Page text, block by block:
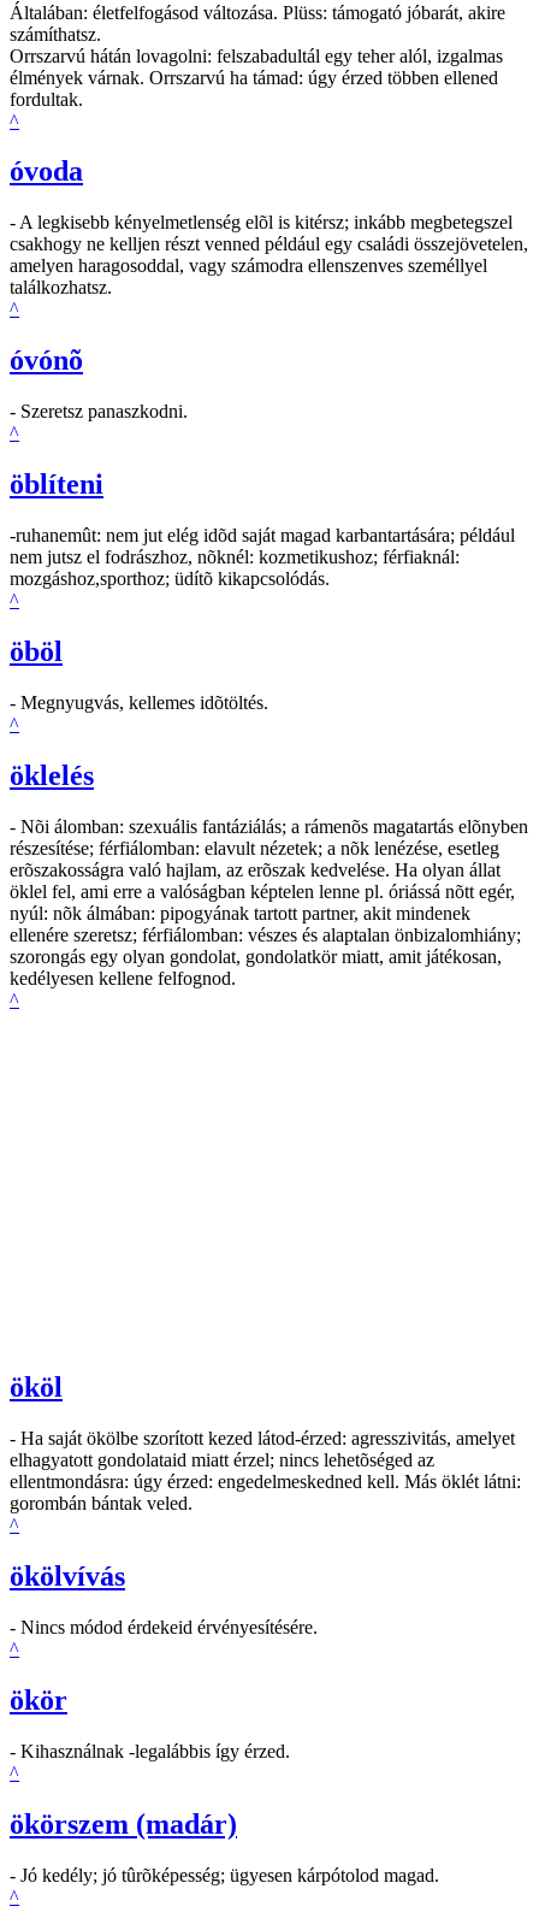
Általában: életfelfogásod változása. Plüss: támogató jóbarát, akire
számíthatsz.
Orrszarvú hátán lovagolni: felszabadultál egy teher alól, izgalmas
élmények várnak. Orrszarvú ha támad: úgy érzed többen ellened
fordultak.
^
óvoda
- A legkisebb kényelmetlenség elõl is kitérsz; inkább megbetegszel
csakhogy ne kelljen részt venned például egy családi összejövetelen,
amelyen haragosoddal, vagy számodra ellenszenves személlyel
találkozhatsz.
^
óvónõ
- Szeretsz panaszkodni.
^
öblíteni
-ruhanemût: nem jut elég idõd saját magad karbantartására; például
nem jutsz el fodrászhoz, nõknél: kozmetikushoz; férfiaknál:
mozgáshoz,sporthoz; üdítõ kikapcsolódás.
^
öböl
- Megnyugvás, kellemes idõtöltés.
^
öklelés
- Nõi álomban: szexuális fantáziálás; a rámenõs magatartás elõnyben
részesítése; férfiálomban: elavult nézetek; a nõk lenézése, esetleg
erõszakosságra való hajlam, az erõszak kedvelése. Ha olyan állat
öklel fel, ami erre a valóságban képtelen lenne pl. óriássá nõtt egér,
nyúl: nõk álmában: pipogyának tartott partner, akit mindenek
ellenére szeretsz; férfiálomban: vészes és alaptalan önbizalomhiány;
szorongás egy olyan gondolat, gondolatkör miatt, amit játékosan,
kedélyesen kellene felfognod.
^
ököl
- Ha saját ökölbe szorított kezed látod-érzed: agresszivitás, amelyet
elhagyatott gondolataid miatt érzel; nincs lehetõséged az
ellentmondásra: úgy érzed: engedelmeskedned kell. Más öklét látni:
gorombán bántak veled.
^
ökölvívás
- Nincs módod érdekeid érvényesítésére.
^
ökör
- Kihasználnak -legalábbis így érzed.
^
ökörszem (madár)
- Jó kedély; jó tûrõképesség; ügyesen kárpótolod magad.
^